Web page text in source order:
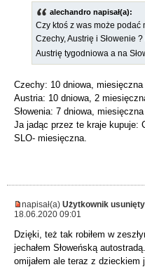
alechandro napisał(a):
Czy ktoś z was może
Czechy, Austrię i Słowenie
Austrię tygodniowa a na
Czechy: 10 dniowa,
Austria: 10 dniowa, 2
Słowenia: 7 dniowa, miesięczna
Ja jadąc przez te kraje kupuje:
SLO- miesięczna.
napisał(a) Użytkownik usunięty
18.06.2020 09:01
Dzięki, też tak robiłem w
jechałem Słoweńską
omijałem ale teraz z dzieckiem